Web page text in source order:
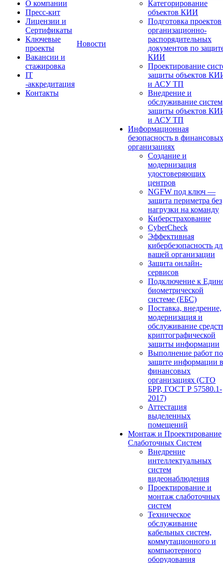
О компании
Пресс-кит
Лицензии и
Сертификаты
Ключевые
проекты
Вакансии и
стажировка
IT
-аккредитация
Контакты
Новости
Категорирование
объектов КИИ
Подготовка проектов
организационно-
распорядительных
документов по
КИИ
Проектирование
защиты объектов
и АСУ ТП
Внедрение и
обслуживание систем
защиты объектов
и АСУ ТП
Информационная
безопасность в финансовых
организациях
Создание и
модернизация
удостоверяющих
центров
NGFW под ключ —
защита периметра без
нагрузки на команду
Киберстрахование
CyberCheck
Эффективная
кибербезопасность
вашей организации
Защита онлайн-
сервисов
Подключение к
биометрической
системе (ЕБС)
Поставка, внедрение,
модернизация и
обслуживание
криптографической
защиты информации
Выполнение работ по
защите информации в
финансовых
организациях (СТО
БРР, ГОСТ Р 57580.1-
2017)
Аттестация
выделенных
помещений
Монтаж и Проектирование
Слаботочных Систем
Внедрение
интеллектуальных
систем
видеонаблюдения
Проектирование и
монтаж слаботочных
систем
Техническое
обслуживание
кабельных систем,
коммутационного и
компьютерного
оборудования